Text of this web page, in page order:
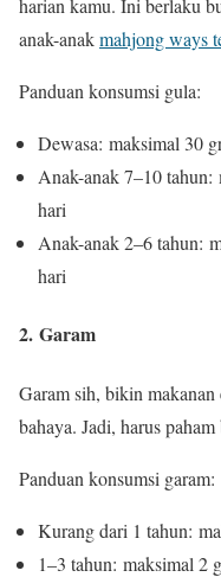
harian kamu. Ini berlaku
anak-anakmahjong ways
Panduan konsumsi gula:
Dewasa: maksimal 30
Anak-anak 7–10 tahun:
hari
Anak-anak 2–6 tahun:
hari
2. Garam
Garam sih, bikin
bahaya. Jadi, harus
Panduan konsumsi garam:
Kurang dari 1 tahun:
1–3 tahun: maksimal 2